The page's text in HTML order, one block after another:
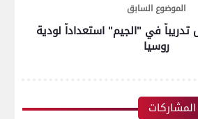
الموضوع السابق
في "الجيم" استعداداً لودية
روسيا